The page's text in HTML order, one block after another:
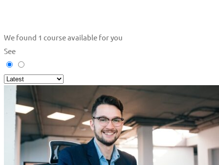
We found 1 course available for you
See